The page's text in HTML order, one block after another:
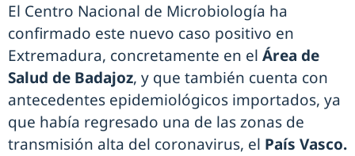
El Centro Nacional de Microbiología ha
confirmado este nuevo caso positivo en
Extremadura, concretamente en el Área de
Salud de Badajoz, y que también cuenta con
antecedentes epidemiológicos importados, ya
que había regresado una de las zonas de
transmisión alta del coronavirus, el País Vasco.